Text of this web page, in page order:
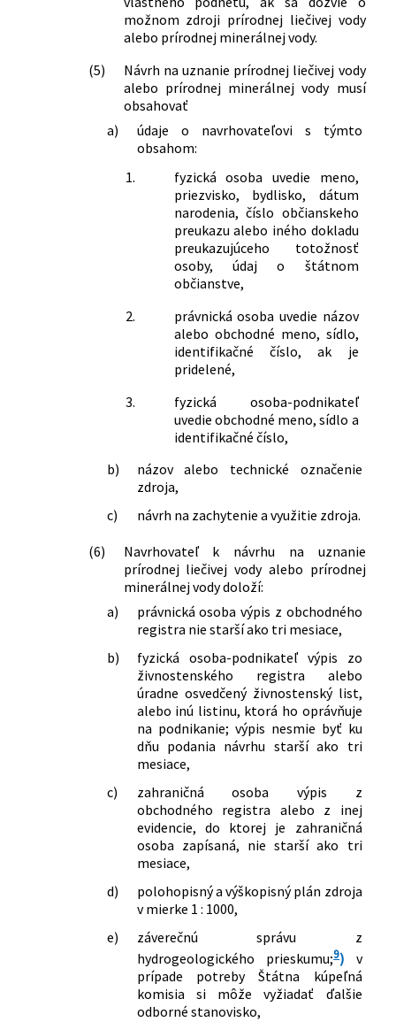
možnom zdroji prírodnej liečivej vody
alebo prírodnej minerálnej vody.
(5)
Návrh na uznanie prírodnej liečivej vody
alebo prírodnej minerálnej vody musí
obsahovať
a)
údaje o navrhovateľovi s týmto
obsahom:
1.
fyzická osoba uvedie meno,
priezvisko, bydlisko, dátum
narodenia, číslo občianskeho
preukazu alebo iného dokladu
preukazujúceho totožnosť
osoby, údaj o štátnom
občianstve,
2.
právnická osoba uvedie názov
alebo obchodné meno, sídlo,
identifikačné číslo, ak je
pridelené,
3.
fyzická osoba-podnikateľ
uvedie obchodné meno, sídlo a
identifikačné číslo,
b)
názov alebo technické označenie
zdroja,
c)
návrh na zachytenie a využitie zdroja.
(6)
Navrhovateľ k návrhu na uznanie
prírodnej liečivej vody alebo prírodnej
minerálnej vody doloží:
a)
právnická osoba výpis z obchodného
registra nie starší ako tri mesiace,
b)
fyzická osoba-podnikateľ výpis zo
živnostenského registra alebo
úradne osvedčený živnostenský list,
alebo inú listinu, ktorá ho oprávňuje
na podnikanie; výpis nesmie byť ku
dňu podania návrhu starší ako tri
mesiace,
c)
zahraničná osoba výpis z
obchodného registra alebo z inej
evidencie, do ktorej je zahraničná
osoba zapísaná, nie starší ako tri
mesiace,
d)
polohopisný a výškopisný plán zdroja
v mierke 1 : 1000,
e)
záverečnú správu z
hydrogeologického prieskumu;9) v
prípade potreby Štátna kúpeľná
komisia si môže vyžiadať ďalšie
odborné stanovisko,